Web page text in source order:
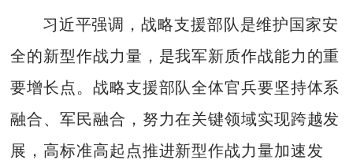
习近平强调，战略支援部队是维护国家安
全的新型作战力量，是我军新质作战能力的重
要增长点。战略支援部队全体官兵要坚持体系
融合、军民融合，努力在关键领域实现跨越发
展，高标准高起点推进新型作战力量加速发